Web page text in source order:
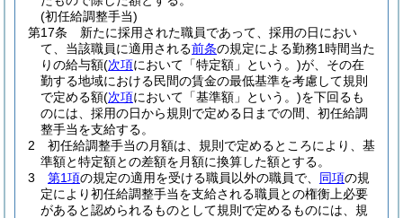
(初任給調整手当)
第17条
新たに採用された職員であって、採用の日におい
て、当該職員に適用される前条の規定による勤務1時間当た
りの給与額(次項において「特定額」という。)が、その在
勤する地域における民間の賃金の最低基準を考慮して規則
で定める額(次項において「基準額」という。)を下回るも
のには、採用の日から規則で定める日までの間、初任給調
整手当を支給する。
2
初任給調整手当の月額は、規則で定めるところにより、基
準額と特定額との差額を月額に換算した額とする。
3
第1項の規定の適用を受ける職員以外の職員で、 同項の規
定により初任給調整手当を支給される職員との権衡上必要
があると認められるものとして規則で定めるものには、規